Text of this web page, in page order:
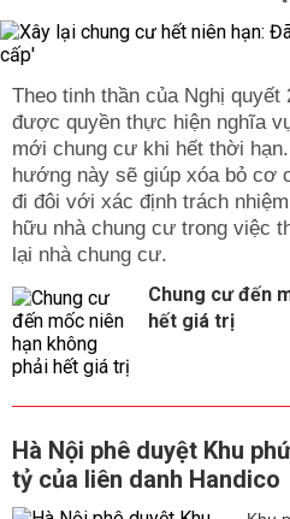
Theo tinh thần của Nghị
được quyền thực hiện nghĩa
mới chung cư khi hết thời
hướng này sẽ giúp xóa bỏ cơ
đi đôi với xác định trách
hữu nhà chung cư trong việc
lại nhà chung cư.
Chung cư đến
hết giá trị
Hà Nội phê duyệt Khu
tỷ của liên danh Handico